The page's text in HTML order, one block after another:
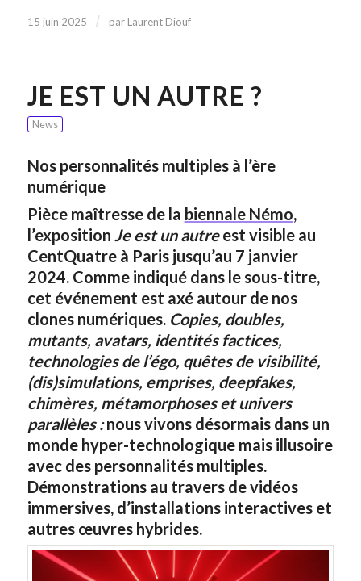
15 juin 2025 / par Laurent Diouf
JE EST UN AUTRE ?
News
Nos personnalités multiples à l’ère
numérique
Pièce maîtresse de la biennale Némo,
l’exposition Je est un autreest visible au
CentQuatre à Paris jusqu’au 7 janvier
2024. Comme indiqué dans le sous-titre,
cet événement est axé autour de nos
clones numériques. Copies, doubles,
mutants, avatars, identités factices,
technologies de l’égo, quêtes de visibilité,
(dis)simulations, emprises, deepfakes,
chimères, métamorphoses et univers
parallèles :nous vivons désormais dans un
monde hyper-technologique mais illusoire
avec des personnalités multiples.
Démonstrations au travers de vidéos
immersives, d’installations interactives et
autres œuvres hybrides.